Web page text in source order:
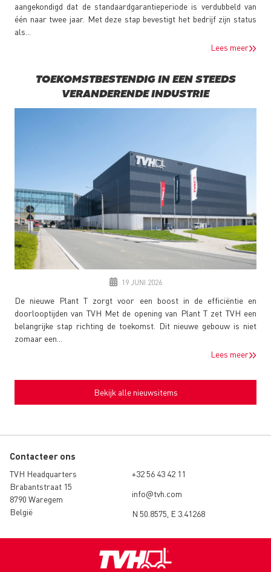
aangekondigd dat de standaardgarantieperiode is verdubbeld van
één naar twee jaar. Met deze stap bevestigt het bedrijf zijn status
als...
Lees meer
TOEKOMSTBESTENDIG IN EEN STEEDS
VERANDERENDE INDUSTRIE
19 JUNI 2026
De nieuwe Plant T zorgt voor een boost in de efficiëntie en
doorlooptijden van TVH Met de opening van Plant T zet TVH een
belangrijke stap richting de toekomst. Dit nieuwe gebouw is niet
zomaar een...
Lees meer
Bekijk alle nieuwsitems
Contacteer ons
TVH Headquarters
Brabantstraat 15
8790 Waregem
België
+32 56 43 42 11
info@tvh.com
N 50.8575, E 3.41268